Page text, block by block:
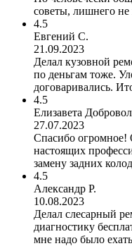
советы, лишнего не
4.5
Евгений С.
21.09.2023
Делал кузовной
по деньгам тоже.
договаривались.
4.5
Елизавета
27.07.2023
Спасибо огромное!
настоящих
замену задних
4.5
Александр Р.
10.08.2023
Делал слесарный
диагностику
мне надо было